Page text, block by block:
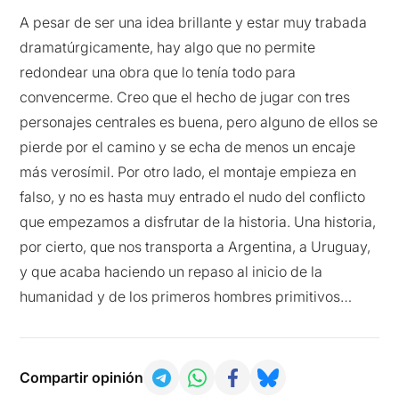
A pesar de ser una idea brillante y estar muy trabada
dramatúrgicamente, hay algo que no permite
redondear una obra que lo tenía todo para
convencerme. Creo que el hecho de jugar con tres
personajes centrales es buena, pero alguno de ellos se
pierde por el camino y se echa de menos un encaje
más verosímil. Por otro lado, el montaje empieza en
falso, y no es hasta muy entrado el nudo del conflicto
que empezamos a disfrutar de la historia. Una historia,
por cierto, que nos transporta a Argentina, a Uruguay,
y que acaba haciendo un repaso al inicio de la
humanidad y de los primeros hombres primitivos…
Compartir opinión